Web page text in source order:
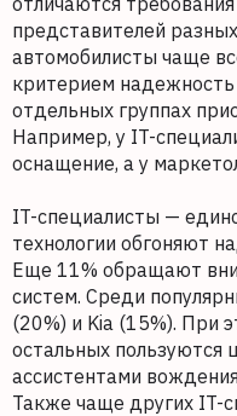
представителей
автомобилисты чаще
критерием надежность
отдельных группах
Например, у IT-
оснащение, а у
IT-специалисты —
технологии обгоняют
Еще 11% обращают
систем. Среди
(20%) и Kia (15%). При
остальных
ассистентами
Также чаще других IT-